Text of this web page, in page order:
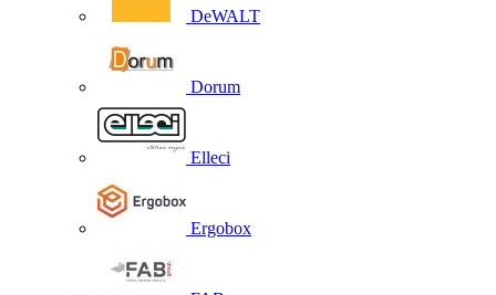
DeWALT
Dorum
Elleci
Ergobox